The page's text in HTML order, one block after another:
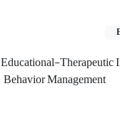
Educational-Therapeutic
Behavior Management